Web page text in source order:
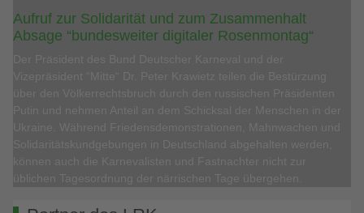
Aufruf zur Solidarität und zum Zusammenhalt
Absage “bundesweiter digitaler Rosenmontag“